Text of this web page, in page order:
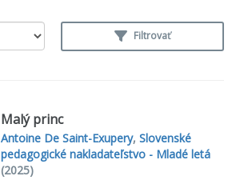
Filtrovať
Malý princ
Antoine De Saint-Exupery,Slovenské
pedagogické nakladateľstvo - Mladé letá
(2025)